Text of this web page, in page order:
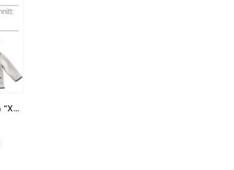
Jacke im Trachtenlook mit Knöpfen “Xaver”, Gr. 62 – 104